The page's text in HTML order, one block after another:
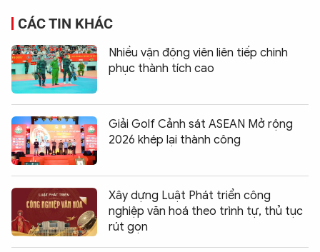
CÁC TIN KHÁC
Nhiều vận động viên liên tiếp chinh
phục thành tích cao
Giải Golf Cảnh sát ASEAN Mở rộng
2026 khép lại thành công
Xây dựng Luật Phát triển công
nghiệp văn hoá theo trình tự, thủ tục
rút gọn